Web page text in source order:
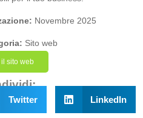
Novembre 2025
Sito web
sito web
Twitter LinkedIn